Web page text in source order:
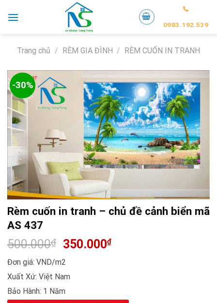
0983.192.539
Trang chủ / RÈM GIA ĐÌNH / RÈM CUỐN IN TRANH
-30%
Rèm cuốn in tranh – chủ đề cảnh biển mã
AS 437
500.000₫ 350.000₫
Đơn giá: VND/m2
Xuất Xứ: Việt Nam
Bảo Hành: 1 Năm